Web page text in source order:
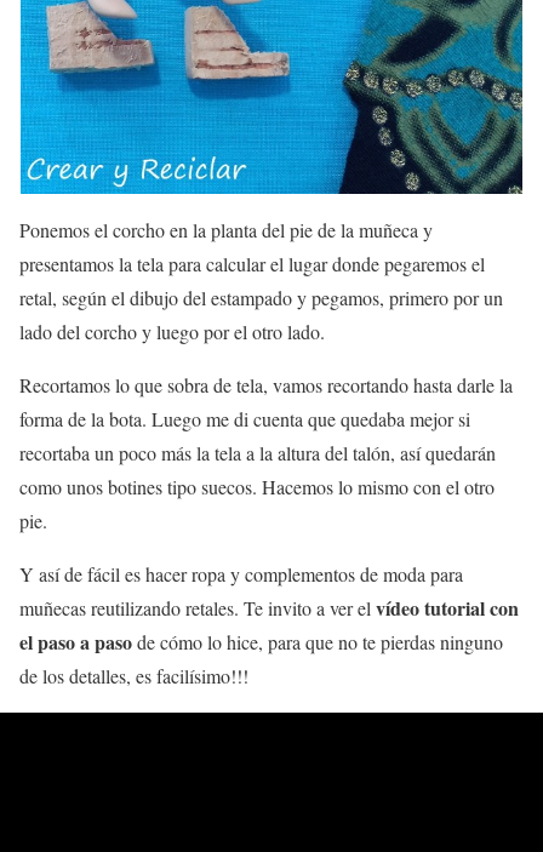
Ponemos el corcho en la planta del pie de la muñeca y
presentamos la tela para calcular el lugar donde pegaremos el
retal, según el dibujo del estampado y pegamos, primero por un
lado del corcho y luego por el otro lado.
Recortamos lo que sobra de tela, vamos recortando hasta darle la
forma de la bota. Luego me di cuenta que quedaba mejor si
recortaba un poco más la tela a la altura del talón, así quedarán
como unos botines tipo suecos. Hacemos lo mismo con el otro
pie.
Y así de fácil es hacer ropa y complementos de moda para
muñecas reutilizando retales. Te invito a ver el vídeotutorial con
el paso a pasode cómo lo hice, para que no te pierdas ninguno
de los detalles, es facilísimo!!!